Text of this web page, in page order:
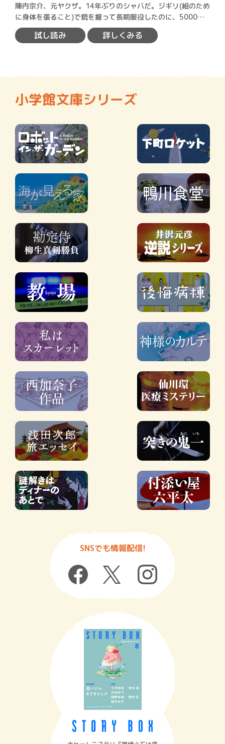
陣内宗介、元ヤクザ。14年ぶりのシャバだ。ジギリ(組のため
に身体を張ること)で銃を握って長期服役したのに、5000…
試し読み 詳しくみる
小学館文庫シリーズ
SNSでも情報配信!